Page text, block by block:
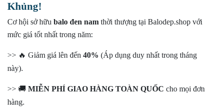
Khủng!
Cơ hội sở hữu balo đen nam thời thượng tại Balodep.shop với
mức giá tốt nhất trong năm:
>> 🔥 Giảm giá lên đến 40% (Áp dụng duy nhất trong tháng
này).
>> 🚚 MIỄN PHÍ GIAO HÀNG TOÀN QUỐC cho mọi đơn
hàng.